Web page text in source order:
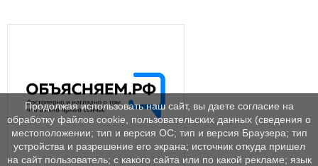
Продолжая использовать наш сайт, вы даете согласие на
обработку файлов cookie, пользовательских данных (сведения о
местоположении; тип и версия ОС; тип и версия Браузера; тип
устройства и разрешение его экрана; источник откуда пришел
на сайт пользователь; с какого сайта или по какой рекламе; язык